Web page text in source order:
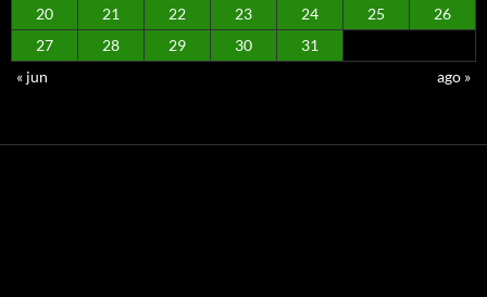
20
21 22 23 24 25
26
27
28 29 30
31
« jun
ago »